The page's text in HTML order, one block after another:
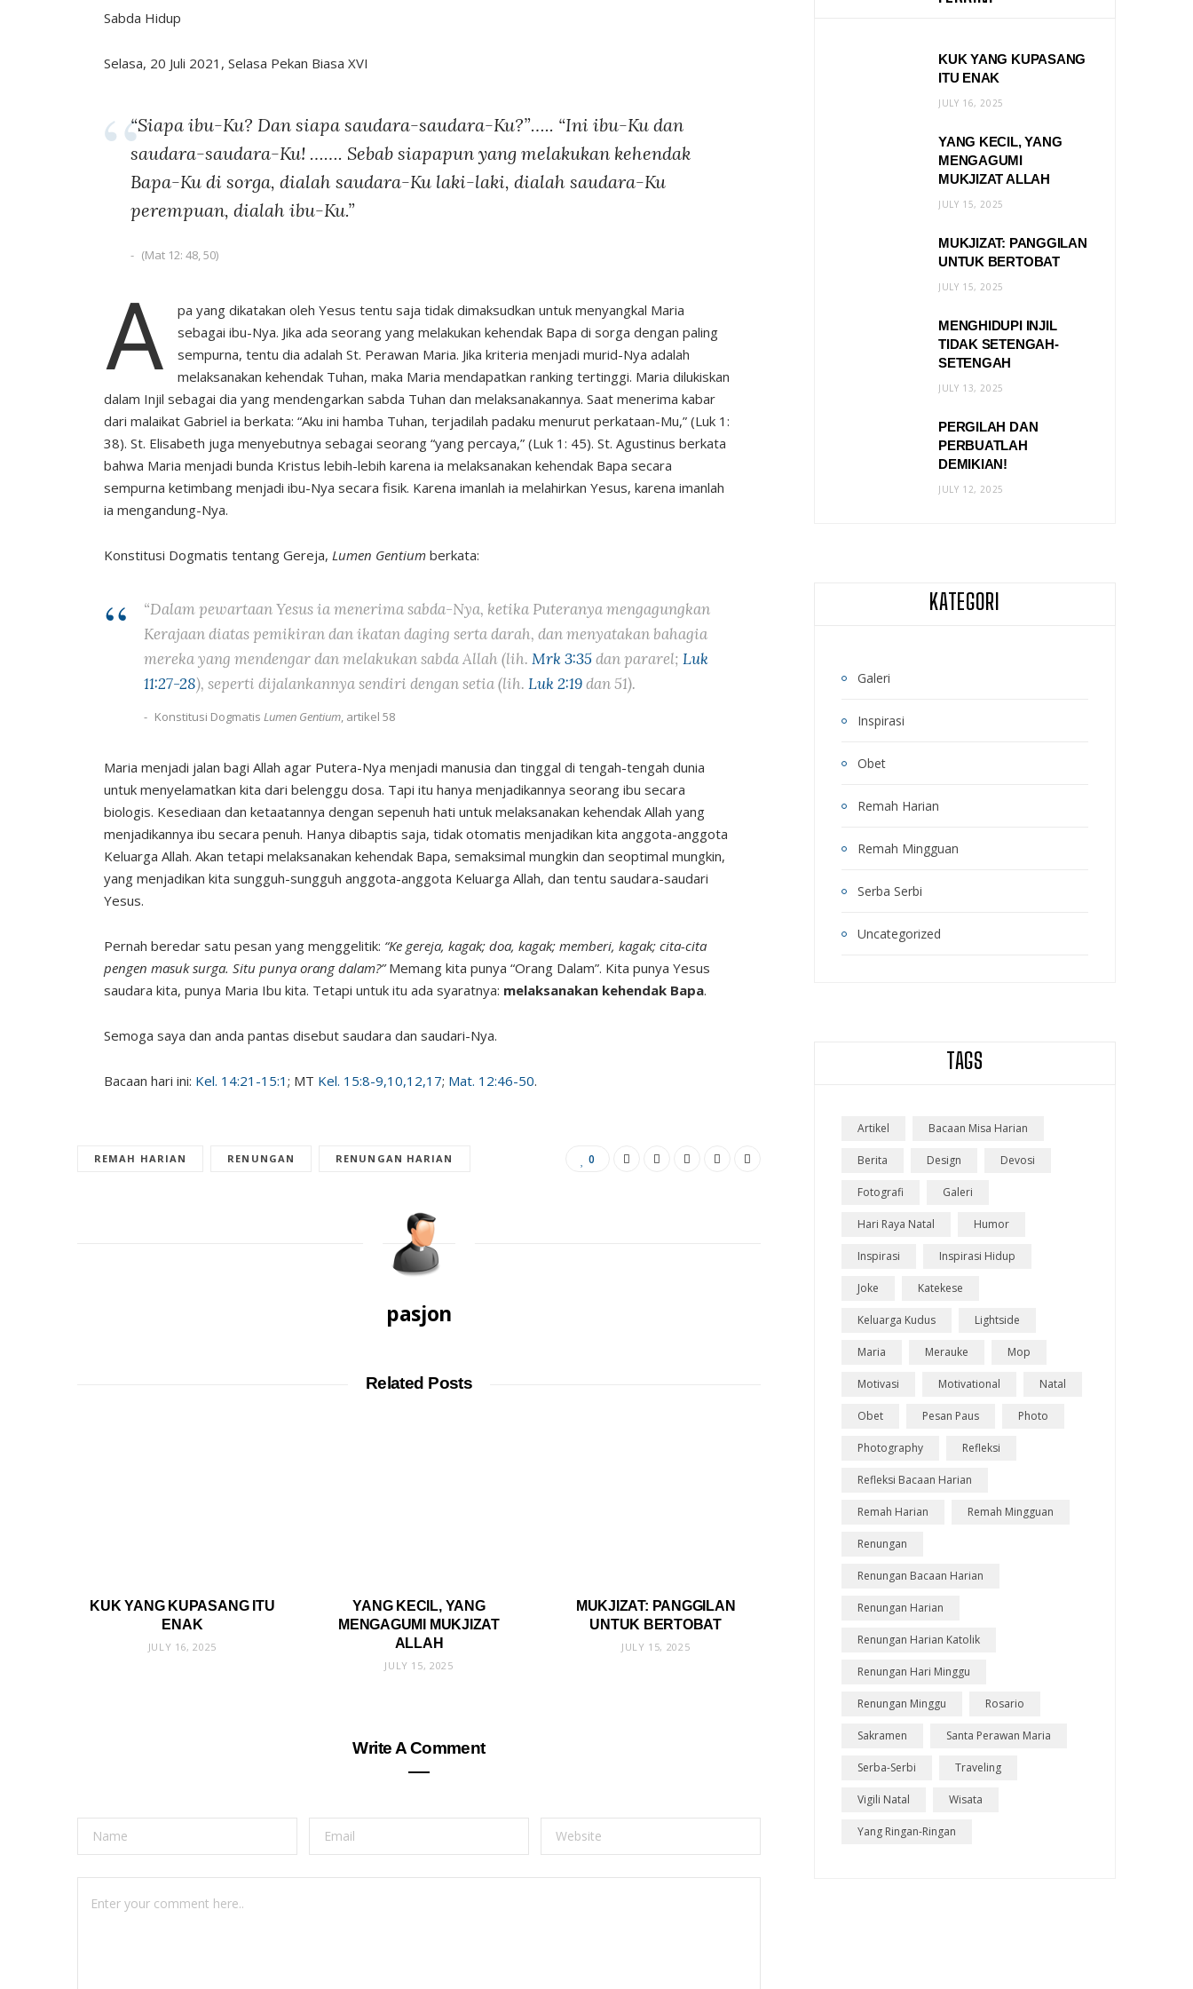
Sabda Hidup
Selasa, 20 Juli 2021, Selasa Pekan Biasa XVI
“Siapa ibu-Ku? Dan siapa saudara-saudara-Ku?”….. “Ini ibu-Ku dan
saudara-saudara-Ku! ……. Sebab siapapun yang melakukan kehendak
Bapa-Ku di sorga, dialah saudara-Ku laki-laki, dialah saudara-Ku
perempuan, dialah ibu-Ku.”
(Mat 12: 48, 50)
A
pa yang dikatakan oleh Yesus tentu saja tidak dimaksudkan untuk menyangkal Maria
sebagai ibu-Nya. Jika ada seorang yang melakukan kehendak Bapa di sorga dengan paling
sempurna, tentu dia adalah St. Perawan Maria. Jika kriteria menjadi murid-Nya adalah
melaksanakan kehendak Tuhan, maka Maria mendapatkan ranking tertinggi. Maria dilukiskan
dalam Injil sebagai dia yang mendengarkan sabda Tuhan dan melaksanakannya. Saat menerima kabar
dari malaikat Gabriel ia berkata: “Aku ini hamba Tuhan, terjadilah padaku menurut perkataan-Mu,” (Luk 1:
38). St. Elisabeth juga menyebutnya sebagai seorang “yang percaya,” (Luk 1: 45). St. Agustinus berkata
bahwa Maria menjadi bunda Kristus lebih-lebih karena ia melaksanakan kehendak Bapa secara
sempurna ketimbang menjadi ibu-Nya secara fisik. Karena imanlah ia melahirkan Yesus, karena imanlah
ia mengandung-Nya.
Konstitusi Dogmatis tentang Gereja, Lumen Gentiumberkata:
“Dalam pewartaan Yesus ia menerima sabda-Nya, ketika Puteranya mengagungkan
Kerajaan diatas pemikiran dan ikatan daging serta darah, dan menyatakan bahagia
mereka yang mendengar dan melakukan sabda Allah (lih. Mrk 3:35dan pararel; Luk
11:27-28), seperti dijalankannya sendiri dengan setia (lih. Luk 2:19dan 51).
Konstitusi Dogmatis Lumen Gentium, artikel 58
Maria menjadi jalan bagi Allah agar Putera-Nya menjadi manusia dan tinggal di tengah-tengah dunia
untuk menyelamatkan kita dari belenggu dosa. Tapi itu hanya menjadikannya seorang ibu secara
biologis. Kesediaan dan ketaatannya dengan sepenuh hati untuk melaksanakan kehendak Allah yang
menjadikannya ibu secara penuh. Hanya dibaptis saja, tidak otomatis menjadikan kita anggota-anggota
Keluarga Allah. Akan tetapi melaksanakan kehendak Bapa, semaksimal mungkin dan seoptimal mungkin,
yang menjadikan kita sungguh-sungguh anggota-anggota Keluarga Allah, dan tentu saudara-saudari
Yesus.
Pernah beredar satu pesan yang menggelitik: “Ke gereja, kagak; doa, kagak; memberi, kagak; cita-cita
pengen masuk surga. Situ punya orang dalam?”Memang kita punya “Orang Dalam”. Kita punya Yesus
saudara kita, punya Maria Ibu kita. Tetapi untuk itu ada syaratnya: melaksanakan kehendak Bapa.
Semoga saya dan anda pantas disebut saudara dan saudari-Nya.
Bacaan hari ini: Kel. 14:21-15:1 ; MT Kel. 15:8-9,10,12,17; Mat. 12:46-50.
REMAH HARIAN RENUNGAN RENUNGAN HARIAN 0
pasjon
Related Posts
KUK YANG KUPASANG ITU
ENAK
JULY 16, 2025
YANG KECIL, YANG
MENGAGUMI MUKJIZAT
ALLAH
JULY 15, 2025
MUKJIZAT: PANGGILAN
UNTUK BERTOBAT
JULY 15, 2025
Write A Comment
KUK YANG KUPASANG
ITU ENAK
JULY 16, 2025
YANG KECIL, YANG
MENGAGUMI
MUKJIZAT ALLAH
JULY 15, 2025
MUKJIZAT: PANGGILAN
UNTUK BERTOBAT
JULY 15, 2025
MENGHIDUPI INJIL
TIDAK SETENGAH-
SETENGAH
JULY 13, 2025
PERGILAH DAN
PERBUATLAH
DEMIKIAN!
JULY 12, 2025
KATEGORI
Galeri
Inspirasi
Obet
Remah Harian
Remah Mingguan
Serba Serbi
Uncategorized
TAGS
Artikel Bacaan Misa Harian
Berita Design Devosi
Fotografi Galeri
Hari Raya Natal Humor
Inspirasi Inspirasi Hidup
Joke Katekese
Keluarga Kudus Lightside
Maria Merauke Mop
Motivasi Motivational Natal
Obet Pesan Paus Photo
Photography Refleksi
Refleksi Bacaan Harian
Remah Harian Remah Mingguan
Renungan
Renungan Bacaan Harian
Renungan Harian
Renungan Harian Katolik
Renungan Hari Minggu
Renungan Minggu Rosario
Sakramen Santa Perawan Maria
Serba-Serbi Traveling
Vigili Natal Wisata
Yang Ringan-Ringan